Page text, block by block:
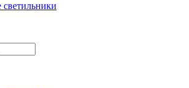
светильники